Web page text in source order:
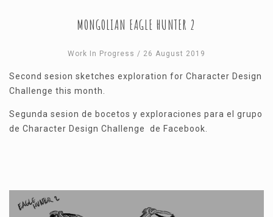
MONGOLIAN EAGLE HUNTER 2
Work In Progress / 26 August 2019
Second sesion sketches exploration for Character Design
Challenge this month.
Segunda sesion de bocetos y exploraciones para el grupo
de Character Design Challenge de Facebook.